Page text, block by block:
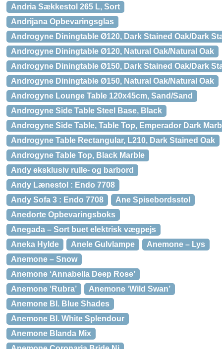
Andria Sækkestol 265 L, Sort
Andrijana Opbevaringsglas
Androgyne Diningtable Ø120, Dark Stained Oak/Dark
Androgyne Diningtable Ø120, Natural Oak/Natural Oak
Androgyne Diningtable Ø150, Dark Stained Oak/Dark
Androgyne Diningtable Ø150, Natural Oak/Natural Oak
Androgyne Lounge Table 120x45cm, Sand/Sand
Androgyne Side Table Steel Base, Black
Androgyne Side Table, Table Top, Emperador Dark
Androgyne Table Rectangular, L210, Dark Stained Oak
Androgyne Table Top, Black Marble
Andy eksklusiv rulle- og barbord
Andy Lænestol : Endo 7708
Andy Sofa 3 : Endo 7708
Ane Spisebordsstol
Anedorte Opbevaringsboks
Anegada – Sort buet elektrisk vægpejs
Aneka Hylde
Anele Gulvlampe
Anemone – Lys
Anemone – Snow
Anemone ‘Annabella Deep Rose’
Anemone ‘Rubra’
Anemone ‘Wild Swan’
Anemone Bl. Blue Shades
Anemone Bl. White Splendour
Anemone Blanda Mix